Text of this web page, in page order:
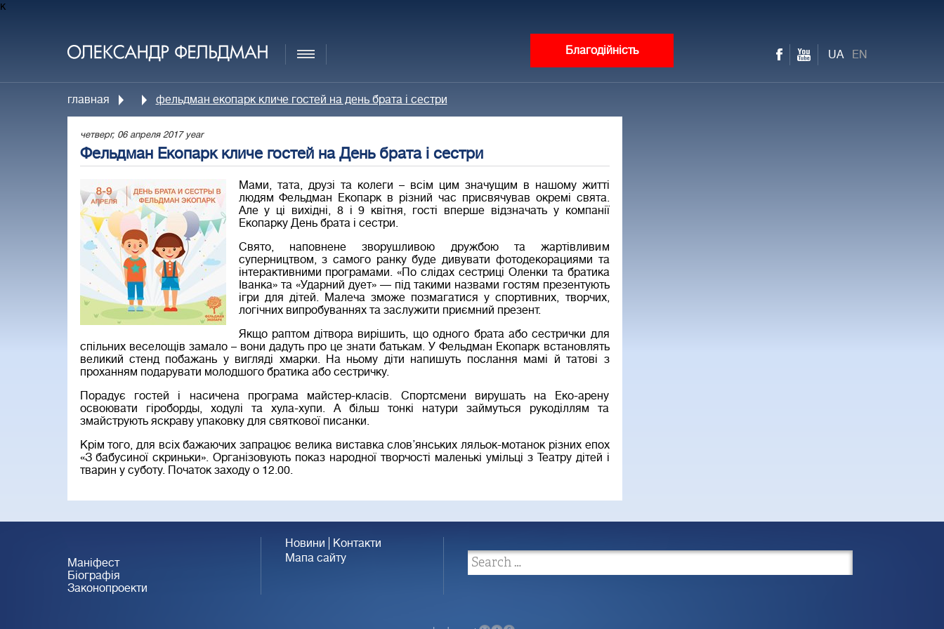
к
Благодійність UA EN
главная фельдман екопарк кличе гостей на день брата і сестри
четверг, 06 апреля 2017 year
Фельдман Екопарк кличе гостей на День брата і сестри
Мами, тата, друзі та колеги – всім цим значущим в нашому житті
людям Фельдман Екопарк в різний час присвячував окремі свята.
Але у ці вихідні, 8 і 9 квітня, гості вперше відзначать у компанії
Екопарку День брата і сестри.
Свято, наповнене зворушливою дружбою та жартівливим
суперництвом, з самого ранку буде дивувати фотодекорациями та
інтерактивними програмами. «По слідах сестриці Оленки та братика
Іванка» та «Ударний дует» — під такими назвами гостям презентують
ігри для дітей. Малеча зможе позмагатися у спортивних, творчих,
логічних випробуваннях та заслужити приємний презент.
Якщо раптом дітвора вирішить, що одного брата або сестрички для
спільних веселощів замало – вони дадуть про це знати батькам. У Фельдман Екопарк встановлять
великий стенд побажань у вигляді хмарки. На ньому діти напишуть послання мамі й татові з
проханням подарувати молодшого братика або сестричку.
Порадує гостей і насичена програма майстер-класів. Спортсмени вирушать на Еко-арену
освоювати гіроборды, ходулі та хула-хупи. А більш тонкі натури займуться рукоділлям та
змайструють яскраву упаковку для святкової писанки.
Крім того, для всіх бажаючих запрацює велика виставка слов’янських ляльок-мотанок різних епох
«З бабусиної скриньки». Організовують показ народної творчості маленькі умільці з Театру дітей і
тварин у суботу. Початок заходу о 12.00.
Маніфест
Біографія
Законопроекти
Новини
Контакти
Мапа сайту